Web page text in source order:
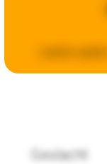
Geslacht